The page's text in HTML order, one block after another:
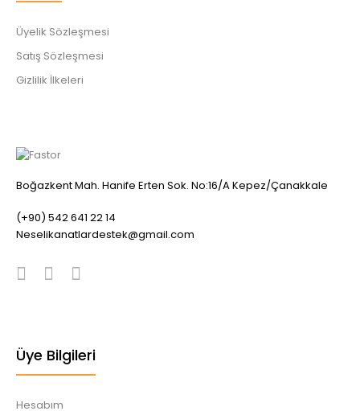
Üyelik Sözleşmesi
Satış Sözleşmesi
Gizlilik İlkeleri
Boğazkent Mah. Hanife Erten Sok. No:16/A Kepez/Çanakkale
(+90) 542 641 22 14
Neselikanatlardestek@gmail.com
Üye Bilgileri
Hesabım